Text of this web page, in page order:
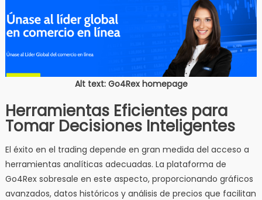
Alt text: Go4Rex homepage
Herramientas Eficientes para
Tomar Decisiones Inteligentes
El éxito en el trading depende en gran medida del acceso a
herramientas analíticas adecuadas. La plataforma de
Go4Rex sobresale en este aspecto, proporcionando gráficos
avanzados, datos históricos y análisis de precios que facilitan